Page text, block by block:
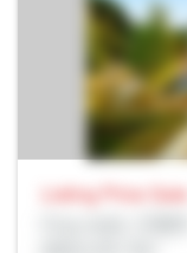
Listing Price Sale